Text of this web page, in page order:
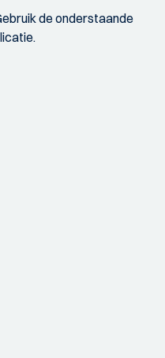
de onderstaande